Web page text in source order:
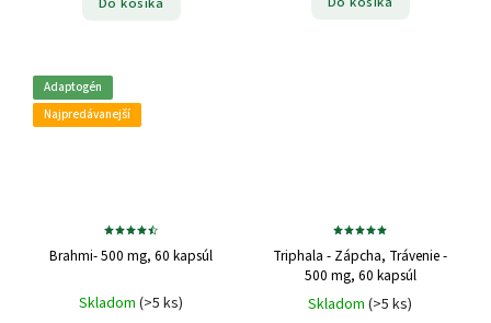
Adaptogén
Najpredávanejší
Brahmi- 500 mg, 60 kapsúl
Skladom (>5 ks)
Triphala - Zápcha, Trávenie -
500 mg, 60 kapsúl
Skladom (>5 ks)